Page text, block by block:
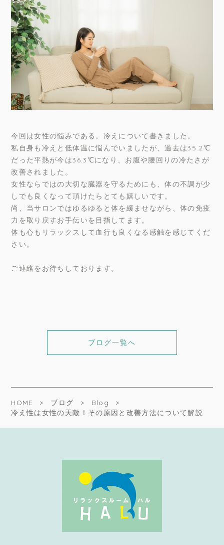
今回は女性の悩みである。冷えについて書きました。
私自身も冷えと低体温に悩んでいましたが、過去は35.2℃
だった平熱が今は36.3℃になり、お腹や腰回りの冷たさが
改善されました。
女性ならではの大切な臓器を守るためにも、体の不調が少
しでも良くなって頂けたらとても嬉しいです。
尚、当サロンではゆるゆると体を緩ませながら、体の免疫
力を取り戻すお手伝いを目指してます。
体も心もリラックスして血行も良くなる感触を感じてくだ
さい。
ご連絡をお待ちしております。
ブログ一覧へ
HOME ブログ
Blog
冷え性は女性の天敵！その原因と改善方法について解説